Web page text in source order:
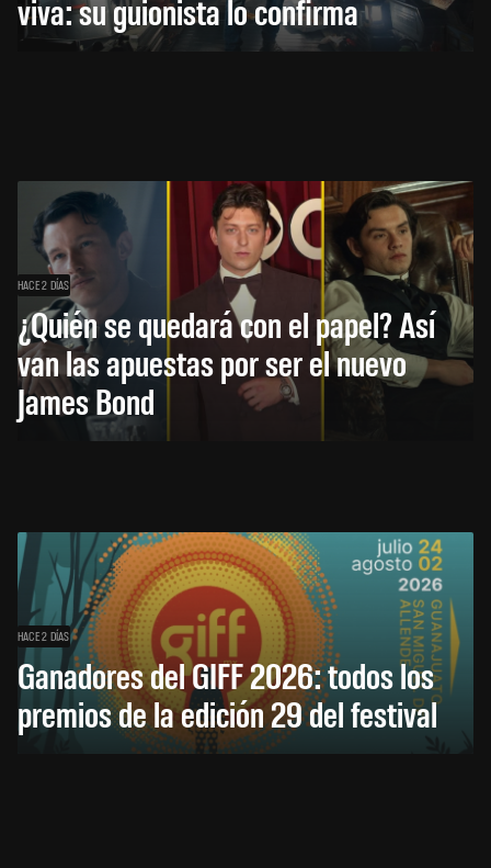
viva: su guionista lo confirma
HACE 2 DÍAS
¿Quién se quedará con el papel? Así
van las apuestas por ser el nuevo
James Bond
HACE 2 DÍAS
Ganadores del GIFF 2026: todos los
premios de la edición 29 del festival